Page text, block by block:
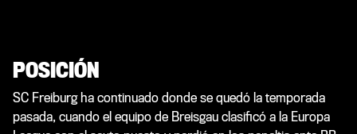
POSICIÓN
SC Freiburg ha continuado donde se quedó la temporada
pasada, cuando el equipo de Breisgau clasificó a la Europa